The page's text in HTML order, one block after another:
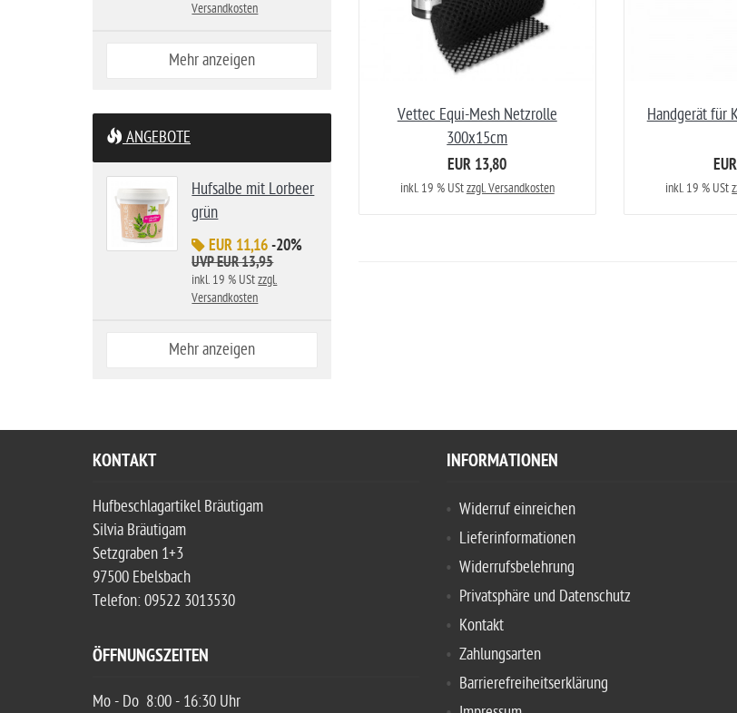
Vettec Equi-Mesh Netzrolle
300x15cm
EUR 13,80
inkl. 19 % UStzzgl. Versandkosten
Handgerät für
inkl. 19 % USt
Versandkosten
Mehr anzeigen
ANGEBOTE
Hufsalbe mit Lorbeer
grün
EUR 11,16-20%
UVP EUR 13,95
inkl. 19 % UStzzgl.
Versandkosten
Mehr anzeigen
KONTAKT
Hufbeschlagartikel Bräutigam
Silvia Bräutigam
Setzgraben 1+3
97500 Ebelsbach
Telefon: 09522 3013530
ÖFFNUNGSZEITEN
Mo - Do 8:00 - 16:30 Uhr
INFORMATIONEN
Widerruf einreichen
Lieferinformationen
Widerrufsbelehrung
Privatsphäre und Datenschutz
Kontakt
Zahlungsarten
Barrierefreiheitserklärung